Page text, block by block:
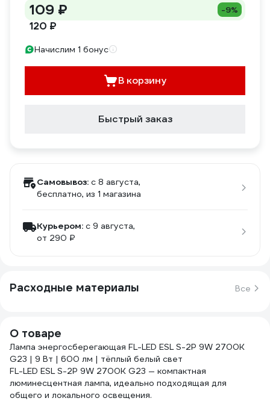
109 ₽ -9%
120 ₽
Начислим 1 бонус
В корзину
Быстрый заказ
Самовывоз: c 8 августа,
бесплатно, из 1 магазина
Курьером: c 9 августа,
от 290 ₽
Расходные материалы Все
О товаре
Лампа энергосберегающая FL-LED ESL S-2P 9W 2700K
G23 | 9 Вт | 600 лм | тёплый белый свет
FL-LED ESL S-2P 9W 2700K G23 — компактная
люминесцентная лампа, идеально подходящая для
общего и локального освещения.